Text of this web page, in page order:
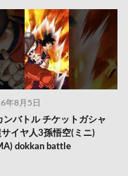
年8月5日
ンバトル チケットガシャ
サイヤ人3孫悟空(ミニ)
dokkan battle